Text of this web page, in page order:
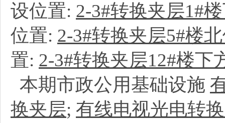
设位置: 2-3#转换夹层1#
位置: 2-3#转换夹层5#楼
置: 2-3#转换夹层12#楼下
本期市政公用基础设施
换夹层; 有线电视光电转